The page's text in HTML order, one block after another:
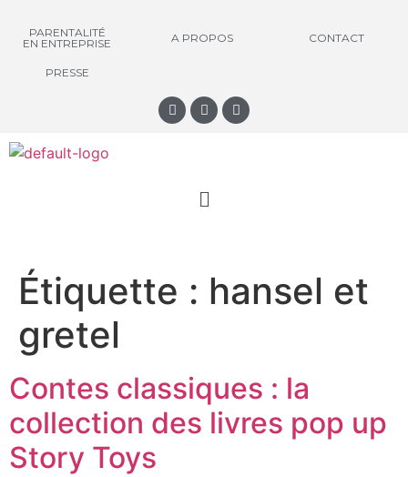
PARENTALITÉ
EN ENTREPRISE
A PROPOS CONTACT
PRESSE
Étiquette : hansel et
gretel
Contes classiques : la
collection des livres pop up
Story Toys